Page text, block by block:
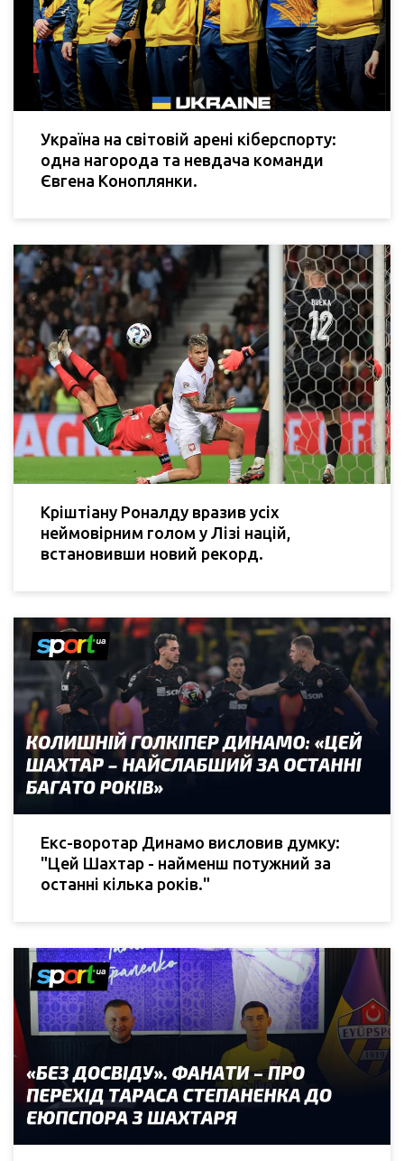
Україна на світовій арені кіберспорту:
одна нагорода та невдача команди
Євгена Коноплянки.
Кріштіану Роналду вразив усіх
неймовірним голом у Лізі націй,
встановивши новий рекорд.
Екс-воротар Динамо висловив думку:
"Цей Шахтар - найменш потужний за
останні кілька років."